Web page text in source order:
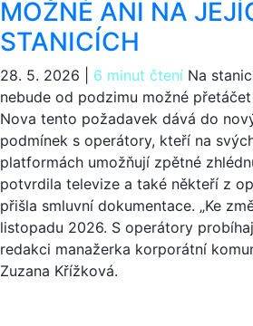
MOŽNÉ ANI NA
STANICÍCH
28. 5. 2026 6 minut čtení Na
nebude od podzimu možné
Nova tento požadavek dává do
podmínek s operátory, kteří na
platformách umožňují zpětné
potvrdila televize a také někteří z
přišla smluvní dokumentace. „Ke
listopadu 2026. S operátory
redakci manažerka korporátní
Zuzana Křížková.